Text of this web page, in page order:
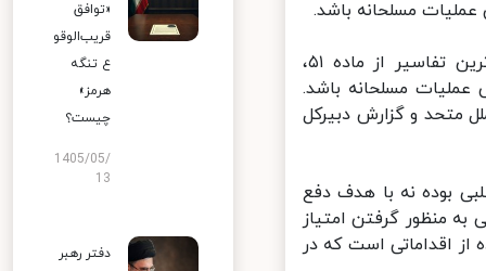
رییس دستگاه دیپلماسی اضافه کرد: بر اساس راحت ترین و گسترده ترین تفاسیر از ماده ۵۱،‌
مسلحانه باشد.
متحد و گزارش دبیرکل
بوده نه با هدف دفع
منظور گرفتن امتیاز
اقداماتی است که در
«توافق
قریب‌الوقو
ع تنگه
هرمز»
چیست؟
1405/05/
13
دفتر رهبر